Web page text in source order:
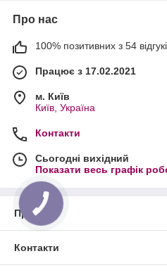
Про нас
100% позитивних з 54
Працює з 17.02.2021
м. Київ
Київ, Україна
Контакти
Сьогодні вихідний
Показати весь графік
Про нас
Контакти